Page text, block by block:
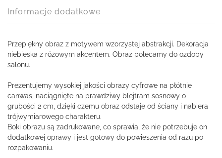
Informacje dodatkowe
Przepiękny obraz z motywem wzorzystej abstrakcji. Dekoracja
niebieska z różowym akcentem. Obraz polecamy do ozdoby
salonu.
Prezentujemy wysokiej jakości obrazy cyfrowe na płótnie
canwas, naciągnięte na prawdziwy blejtram sosnowy o
grubości 2 cm, dzięki czemu obraz odstaje od ściany i nabiera
trójwymiarowego charakteru.
Boki obrazu są zadrukowane, co sprawia, że nie potrzebuje on
dodatkowej oprawy i jest gotowy do powieszenia od razu po
rozpakowaniu.